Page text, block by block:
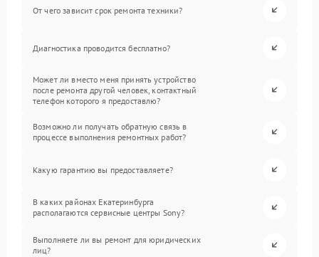
От чего зависит срок ремонта техники?
Диагностика проводится бесплатно?
Может ли вместо меня принять устройство
после ремонта другой человек, контактный
телефон которого я предоставлю?
Возможно ли получать обратную связь в
процессе выполнения ремонтных работ?
Какую гарантию вы предоставляете?
В каких районах Екатеринбурга
располагаются сервисные центры Sony?
Выполняете ли вы ремонт для юридических
лиц?